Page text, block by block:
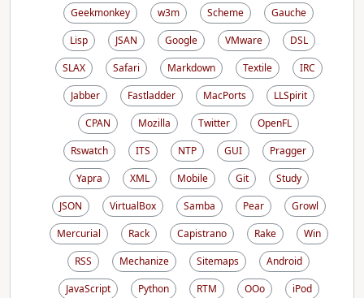
Geekmonkey
w3m Scheme
Gauche
Lisp
JSAN Google VMware
DSL
SLAX
Safari Markdown Textile
IRC
Jabber
Fastladder MacPorts
LLSpirit
CPAN
Mozilla Twitter
OpenFL
Rswatch
ITS NTP GUI
Pragger
Yapra
XML Mobile Git
Study
JSON
VirtualBox Samba Pear
Growl
Mercurial
Rack Capistrano Rake
Win
RSS
Mechanize Sitemaps
Android
JavaScript
Python RTM OOo
iPod